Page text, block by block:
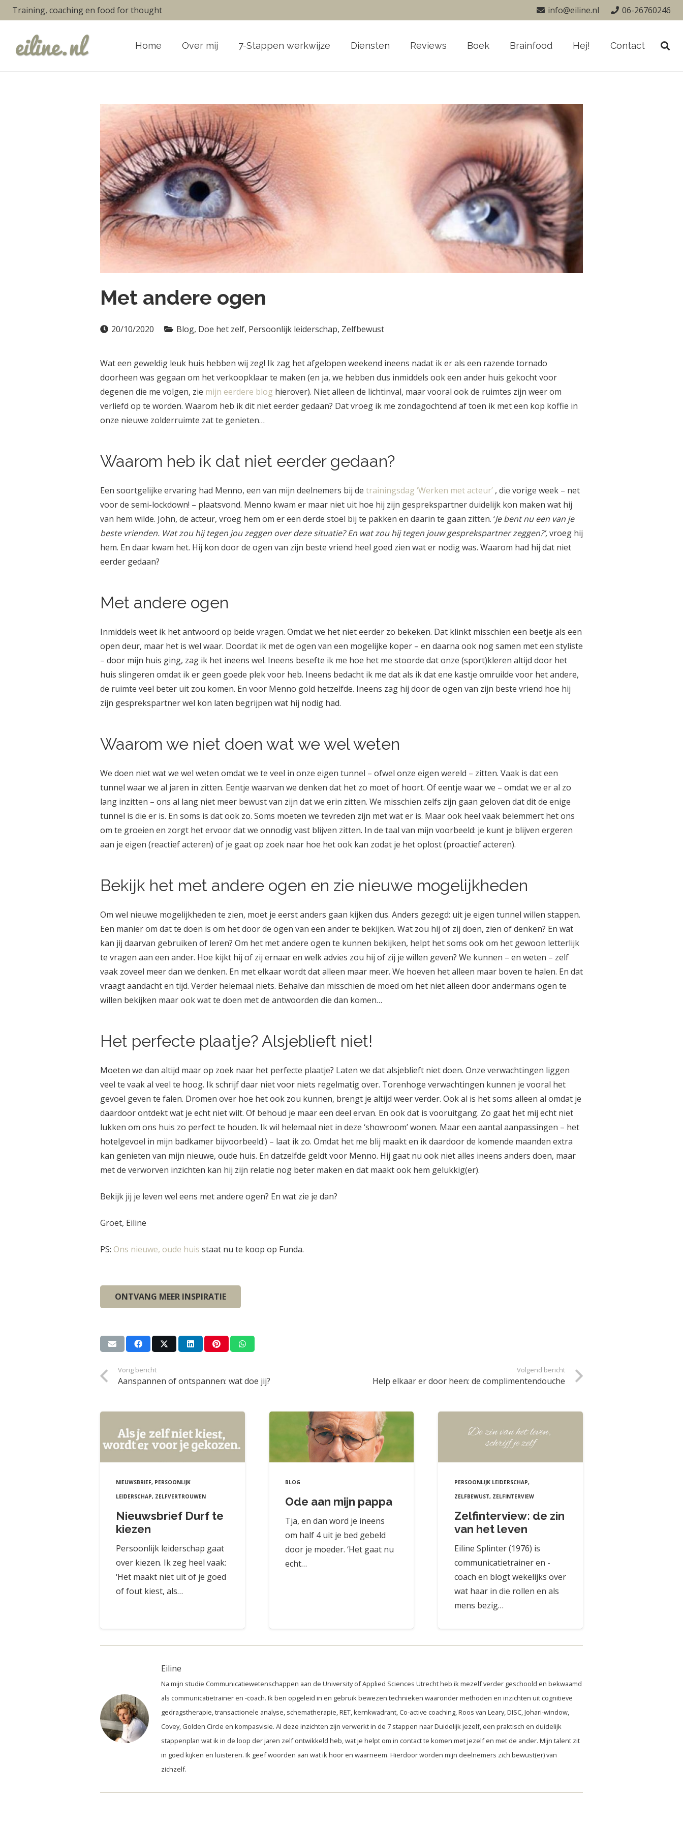
Training, coaching en food for thought info@eiline.nl 06-26760246
Home Over mij 7-Stappen werkwijze Diensten Reviews Boek Brainfood Hej! Contact
Met andere ogen
20/10/2020 Blog, Doe het zelf, Persoonlijk leiderschap, Zelfbewust
Wat een geweldig leuk huis hebben wij zeg! Ik zag het afgelopen weekend ineens nadat ik er als een razende tornado
doorheen was gegaan om het verkoopklaar te maken (en ja, we hebben dus inmiddels ook een ander huis gekocht voor
degenen die me volgen, zie mijn eerdere blog hierover). Niet alleen de lichtinval, maar vooral ook de ruimtes zijn weer om
verliefd op te worden. Waarom heb ik dit niet eerder gedaan? Dat vroeg ik me zondagochtend af toen ik met een kop koffie in
onze nieuwe zolderruimte zat te genieten…
Waarom heb ik dat niet eerder gedaan?
Een soortgelijke ervaring had Menno, een van mijn deelnemers bij de trainingsdag ‘Werken met acteur’ , die vorige week – net
voor de semi-lockdown! – plaatsvond. Menno kwam er maar niet uit hoe hij zijn gesprekspartner duidelijk kon maken wat hij
van hem wilde. John, de acteur, vroeg hem om er een derde stoel bij te pakken en daarin te gaan zitten. ‘Je bent nu een van je
beste vrienden. Wat zou hij tegen jou zeggen over deze situatie? En wat zou hij tegen jouw gesprekspartner zeggen?’,vroeg hij
hem. En daar kwam het. Hij kon door de ogen van zijn beste vriend heel goed zien wat er nodig was. Waarom had hij dat niet
eerder gedaan?
Met andere ogen
Inmiddels weet ik het antwoord op beide vragen. Omdat we het niet eerder zo bekeken. Dat klinkt misschien een beetje als een
open deur, maar het is wel waar. Doordat ik met de ogen van een mogelijke koper – en daarna ook nog samen met een styliste
– door mijn huis ging, zag ik het ineens wel. Ineens besefte ik me hoe het me stoorde dat onze (sport)kleren altijd door het
huis slingeren omdat ik er geen goede plek voor heb. Ineens bedacht ik me dat als ik dat ene kastje omruilde voor het andere,
de ruimte veel beter uit zou komen. En voor Menno gold hetzelfde. Ineens zag hij door de ogen van zijn beste vriend hoe hij
zijn gesprekspartner wel kon laten begrijpen wat hij nodig had.
Waarom we niet doen wat we wel weten
We doen niet wat we wel weten omdat we te veel in onze eigen tunnel – ofwel onze eigen wereld – zitten. Vaak is dat een
tunnel waar we al jaren in zitten. Eentje waarvan we denken dat het zo moet of hoort. Of eentje waar we – omdat we er al zo
lang inzitten – ons al lang niet meer bewust van zijn dat we erin zitten. We misschien zelfs zijn gaan geloven dat dit de enige
tunnel is die er is. En soms is dat ook zo. Soms moeten we tevreden zijn met wat er is. Maar ook heel vaak belemmert het ons
om te groeien en zorgt het ervoor dat we onnodig vast blijven zitten. In de taal van mijn voorbeeld: je kunt je blijven ergeren
aan je eigen (reactief acteren) of je gaat op zoek naar hoe het ook kan zodat je het oplost (proactief acteren).
Bekijk het met andere ogen en zie nieuwe mogelijkheden
Om wel nieuwe mogelijkheden te zien, moet je eerst anders gaan kijken dus. Anders gezegd: uit je eigen tunnel willen stappen.
Een manier om dat te doen is om het door de ogen van een ander te bekijken. Wat zou hij of zij doen, zien of denken? En wat
kan jij daarvan gebruiken of leren? Om het met andere ogen te kunnen bekijken, helpt het soms ook om het gewoon letterlijk
te vragen aan een ander. Hoe kijkt hij of zij ernaar en welk advies zou hij of zij je willen geven? We kunnen – en weten – zelf
vaak zoveel meer dan we denken. En met elkaar wordt dat alleen maar meer. We hoeven het alleen maar boven te halen. En dat
vraagt aandacht en tijd. Verder helemaal niets. Behalve dan misschien de moed om het niet alleen door andermans ogen te
willen bekijken maar ook wat te doen met de antwoorden die dan komen…
Het perfecte plaatje? Alsjeblieft niet!
Moeten we dan altijd maar op zoek naar het perfecte plaatje? Laten we dat alsjeblieft niet doen. Onze verwachtingen liggen
veel te vaak al veel te hoog. Ik schrijf daar niet voor niets regelmatig over. Torenhoge verwachtingen kunnen je vooral het
gevoel geven te falen. Dromen over hoe het ook zou kunnen, brengt je altijd weer verder. Ook al is het soms alleen al omdat je
daardoor ontdekt wat je echt niet wilt. Of behoud je maar een deel ervan. En ook dat is vooruitgang. Zo gaat het mij echt niet
lukken om ons huis zo perfect te houden. Ik wil helemaal niet in deze ‘showroom’ wonen. Maar een aantal aanpassingen – het
hotelgevoel in mijn badkamer bijvoorbeeld:) – laat ik zo. Omdat het me blij maakt en ik daardoor de komende maanden extra
kan genieten van mijn nieuwe, oude huis. En datzelfde geldt voor Menno. Hij gaat nu ook niet alles ineens anders doen, maar
met de verworven inzichten kan hij zijn relatie nog beter maken en dat maakt ook hem gelukkig(er).
Bekijk jij je leven wel eens met andere ogen? En wat zie je dan?
Groet, Eiline
PS: Ons nieuwe, oude huis staat nu te koop op Funda.
ONTVANG MEER INSPIRATIE
Vorig bericht
Aanspannen of ontspannen: wat doe jij?
Volgend bericht
Help elkaar er door heen: de complimentendouche
NIEUWSBRIEF, PERSOONLIJK
LEIDERSCHAP, ZELFVERTROUWEN
Nieuwsbrief Durf te
kiezen
Persoonlijk leiderschap gaat
over kiezen. Ik zeg heel vaak:
‘Het maakt niet uit of je goed
of fout kiest, als…
BLOG
Ode aan mijn pappa
Tja, en dan word je ineens
om half 4 uit je bed gebeld
door je moeder. ‘Het gaat nu
echt…
PERSOONLIJK LEIDERSCHAP,
ZELFBEWUST, ZELFINTERVIEW
Zelfinterview: de zin
van het leven
Eiline Splinter (1976) is
communicatietrainer en -
coach en blogt wekelijks over
wat haar in die rollen en als
mens bezig…
Eiline
Na mijn studie Communicatiewetenschappen aan de University of Applied Sciences Utrecht heb ik mezelf verder geschoold en bekwaamd
als communicatietrainer en -coach. Ik ben opgeleid in en gebruik bewezen technieken waaronder methoden en inzichten uit cognitieve
gedragstherapie, transactionele analyse, schematherapie, RET, kernkwadrant, Co-active coaching, Roos van Leary, DISC, Johari-window,
Covey, Golden Circle en kompasvisie. Al deze inzichten zijn verwerkt in de 7 stappen naar Duidelijk jezelf, een praktisch en duidelijk
stappenplan wat ik in de loop der jaren zelf ontwikkeld heb, wat je helpt om in contact te komen met jezelf en met de ander. Mijn talent zit
in goed kijken en luisteren. Ik geef woorden aan wat ik hoor en waarneem. Hierdoor worden mijn deelnemers zich bewust(er) van
zichzelf.